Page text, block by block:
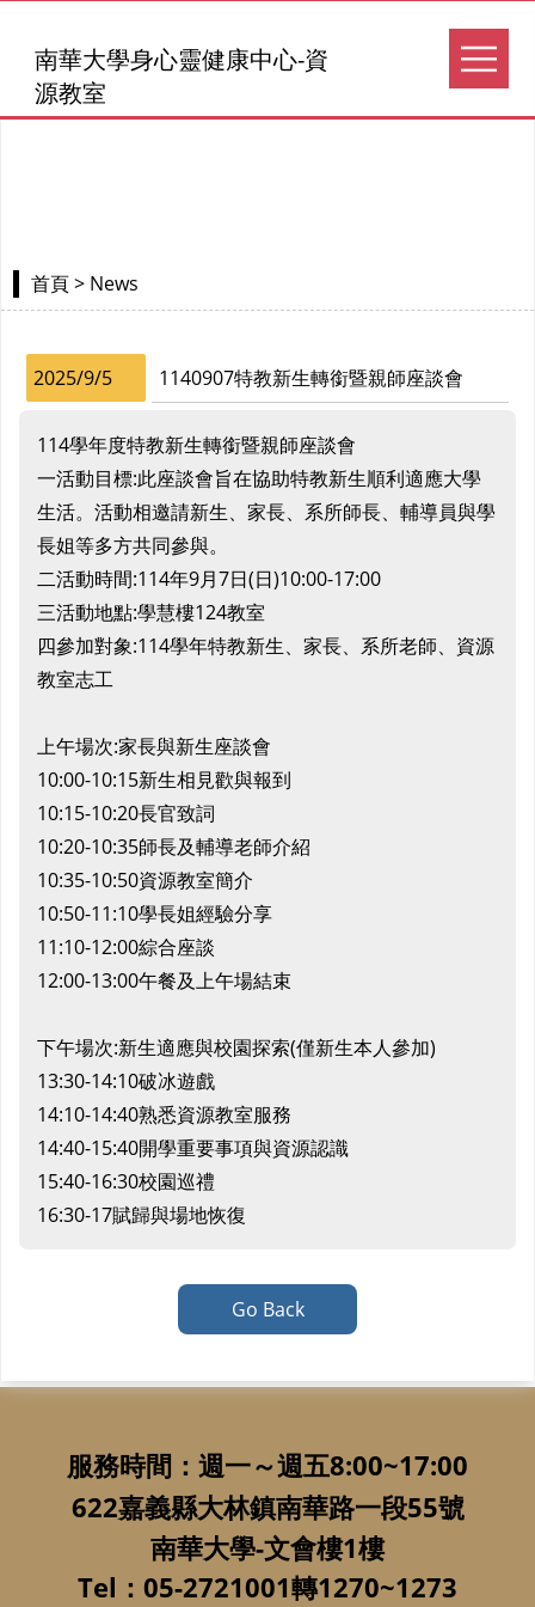
首頁 > News
2025/9/5 1140907特教新生轉銜暨親師座談會
114學年度特教新生轉銜暨親師座談會
一活動目標:此座談會旨在協助特教新生順利適應大學
生活。活動相邀請新生、家長、系所師長、輔導員與學
長姐等多方共同參與。
二活動時間:114年9月7日(日)10:00-17:00
三活動地點:學慧樓124教室
四參加對象:114學年特教新生、家長、系所老師、資源
教室志工
上午場次:家長與新生座談會
10:00-10:15新生相見歡與報到
10:15-10:20長官致詞
10:20-10:35師長及輔導老師介紹
10:35-10:50資源教室簡介
10:50-11:10學長姐經驗分享
11:10-12:00綜合座談
12:00-13:00午餐及上午場結束
下午場次:新生適應與校園探索(僅新生本人參加)
13:30-14:10破冰遊戲
14:10-14:40熟悉資源教室服務
14:40-15:40開學重要事項與資源認識
15:40-16:30校園巡禮
16:30-17賦歸與場地恢復
Go Back
服務時間：週一～週五8:00~17:00
622嘉義縣大林鎮南華路一段55號
南華大學-文會樓1樓
Tel：05-2721001轉1270~1273
南華大學身心靈健康中心-資
源教室